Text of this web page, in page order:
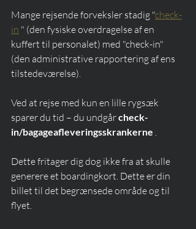
Mange rejsende forveksler stadig "check-
in " (den fysiske overdragelse af en
kuffert til personalet) med "check-in"
(den administrative rapportering af ens
tilstedeværelse).
Ved at rejse med kun en lille rygsæk
sparer du tid – du undgår check-
in/bagageafleveringsskrankerne .
Dette fritager dig dog ikke fra at skulle
generere et boardingkort. Dette er din
billet til det begrænsede område og til
flyet.